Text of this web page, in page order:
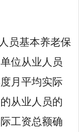
员基本养老保
位从业人员
月平均实际
从业人员的
工资总额确